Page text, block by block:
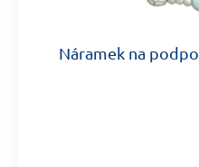
Náramek na